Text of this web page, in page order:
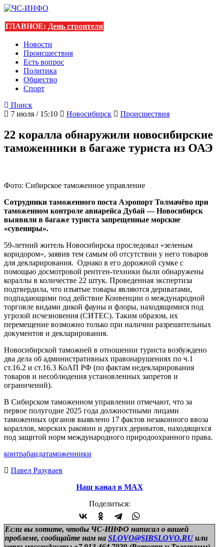
ГЛАВНОЕ: День строителя
Новости
Происшествия
Есть вопрос
Политика
Общество
Спорт
Поиск
7 июля / 15:10
Новосибирск Происшествия
22 коралла обнаружили новосибирские
таможенники в багаже туриста из ОАЭ
Фото: Сибирское таможенное управление
Сотрудники таможенного поста Аэропорт Толмачёво при
таможенном контроле авиарейса Дубай — Новосибирск
выявили в багаже туриста запрещенные морские
«сувениры».
59-летний житель Новосибирска проследовал «зеленым
коридором», заявив тем самым об отсутствии у него товаров
для декларирования. Однако в его дорожной сумке с
помощью досмотровой рентген-техники были обнаружены
кораллы в количестве 22 штук. Проведенная экспертиза
подтвердила, что изъятые товары являются дериватами,
подпадающими под действие Конвенции о международной
торговле видами дикой фауны и флоры, находящимися под
угрозой исчезновения (СИТЕС). Таким образом, их
перемещение возможно только при наличии разрешительных
документов и декларирования.
Новосибирской таможней в отношении туриста возбуждено
два дела об административных правонарушениях по ч.1
ст.16.2 и ст.16.3 КоАП РФ (по фактам недекларирования
товаров и несоблюдения установленных запретов и
ограничений).
В Сибирском таможенном управлении отмечают, что за
первое полугодие 2025 года должностными лицами
таможенных органов выявлено 17 фактов незаконного ввоза
кораллов, морских раковин и других дериватов, находящихся
под защитой норм международного природоохранного права.
контрабандатаможенники
Павел Разуваев
Наш канал в МАХ
Поделиться:
Если вы хотите, чтобы ЧС-ИНФО написал о вашей
проблеме, сообщайте нам на SLOVO@SIBSLOVO.RU или